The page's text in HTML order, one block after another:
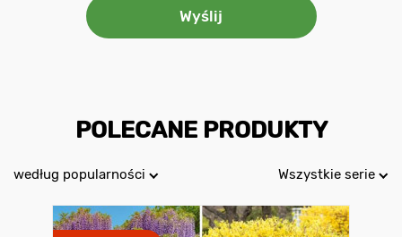
POLECANE PRODUKTY
według popularności Wszystkie serie